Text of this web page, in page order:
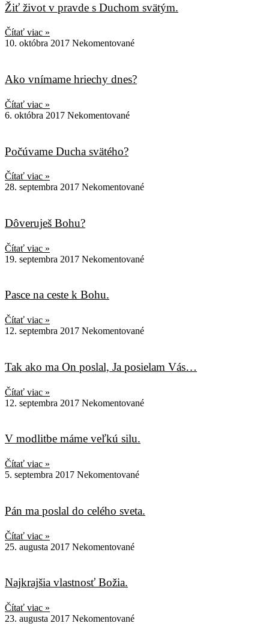
Žiť život v pravde s Duchom svätým.
Čítať viac »
10. októbra 2017 Nekomentované
Ako vnímame hriechy dnes?
Čítať viac »
6. októbra 2017 Nekomentované
Počúvame Ducha svätého?
Čítať viac »
28. septembra 2017 Nekomentované
Dôveruješ Bohu?
Čítať viac »
19. septembra 2017 Nekomentované
Pasce na ceste k Bohu.
Čítať viac »
12. septembra 2017 Nekomentované
Tak ako ma On poslal, Ja posielam Vás…
Čítať viac »
12. septembra 2017 Nekomentované
V modlitbe máme veľkú silu.
Čítať viac »
5. septembra 2017 Nekomentované
Pán ma poslal do celého sveta.
Čítať viac »
25. augusta 2017 Nekomentované
Najkrajšia vlastnosť Božia.
Čítať viac »
23. augusta 2017 Nekomentované